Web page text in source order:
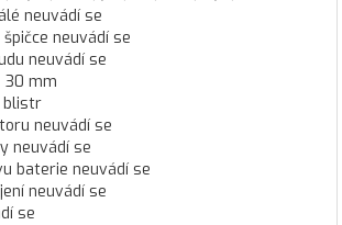
neuvádí se
neuvádí se
neuvádí se
30 mm
blistr
neuvádí se
neuvádí se
baterie neuvádí se
neuvádí se
se